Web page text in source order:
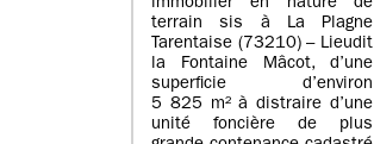
immobilier en nature de
terrain sis à La Plagne
Tarentaise (73210) – Lieudit
la Fontaine Mâcot, d’une
superficie d’environ
5 825 m² à distraire d’une
unité foncière de plus